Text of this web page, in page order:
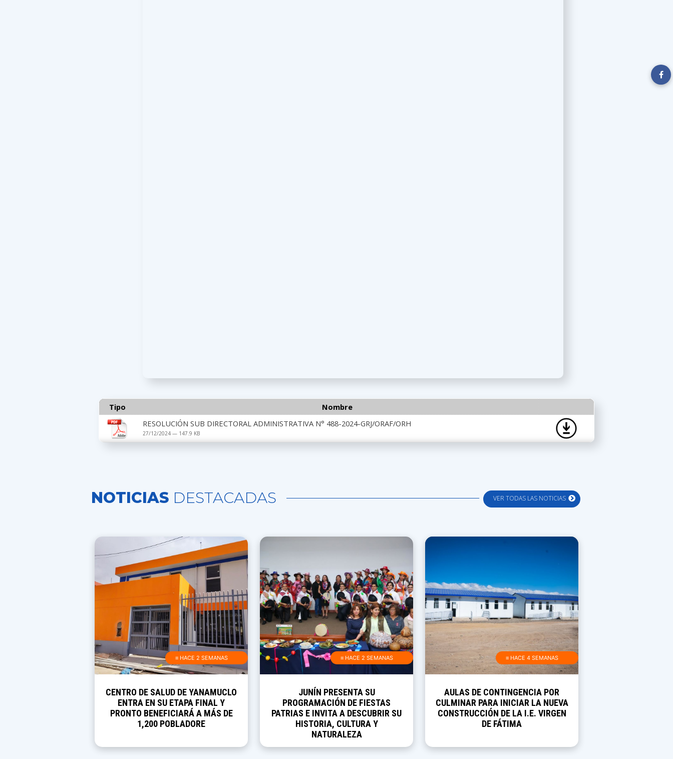
Tipo
Nombre
RESOLUCIÓN SUB DIRECTORAL ADMINISTRATIVA N° 488-2024-GRJ/ORAF/ORH
27/12/2024 — 147.9 KB
VER TODAS LAS NOTICIAS
NOTICIAS DESTACADAS
≡ HACE 2 SEMANAS
CENTRO DE SALUD DE YANAMUCLO
ENTRA EN SU ETAPA FINAL Y
PRONTO BENEFICIARÁ A MÁS DE
1,200 POBLADORE
≡ HACE 2 SEMANAS
JUNÍN PRESENTA SU
PROGRAMACIÓN DE FIESTAS
PATRIAS E INVITA A DESCUBRIR SU
HISTORIA, CULTURA Y
NATURALEZA
≡ HACE 4 SEMANAS
AULAS DE CONTINGENCIA POR
CULMINAR PARA INICIAR LA NUEVA
CONSTRUCCIÓN DE LA I.E. VIRGEN
DE FÁTIMA